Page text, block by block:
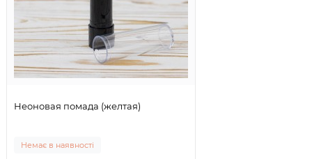
Неоновая помада (желтая)
Немає в наявності